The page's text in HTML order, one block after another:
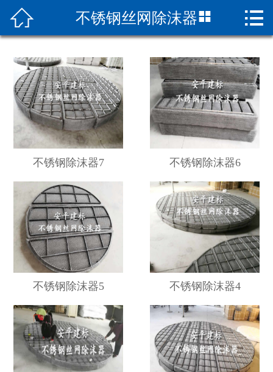
 网站首页
新闻中心
产品展示
厂景设备
资质荣誉
联系我们
 不锈钢丝网除沫器 
不锈钢除沫器7 不锈钢除沫器6
不锈钢除沫器5 不锈钢除沫器4